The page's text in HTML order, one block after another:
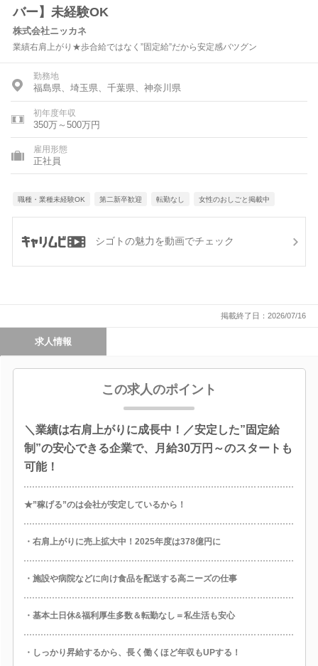
バー】未経験OK
株式会社ニッカネ
業績右肩上がり★歩合給ではなく”固定給”だから安定感バツグン
勤務地
福島県、埼玉県、千葉県、神奈川県
初年度年収
350万～500万円
雇用形態
正社員
職種・業種未経験OK 第二新卒歓迎 転勤なし 女性のおしごと掲載中
シゴトの魅力を動画でチェック
掲載終了日：2026/07/16
求人情報
この求人のポイント
＼業績は右肩上がりに成長中！／安定した”固定給
制”の安心できる企業で、月給30万円～のスタートも
可能！
★”稼げる”のは会社が安定しているから！
・右肩上がりに売上拡大中！2025年度は378億円に
・施設や病院などに向け食品を配送する高ニーズの仕事
・基本土日休&福利厚生多数＆転勤なし＝私生活も安心
・しっかり昇給するから、長く働くほど年収もUPする！